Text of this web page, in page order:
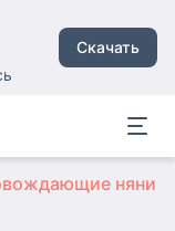
Скачать
няни